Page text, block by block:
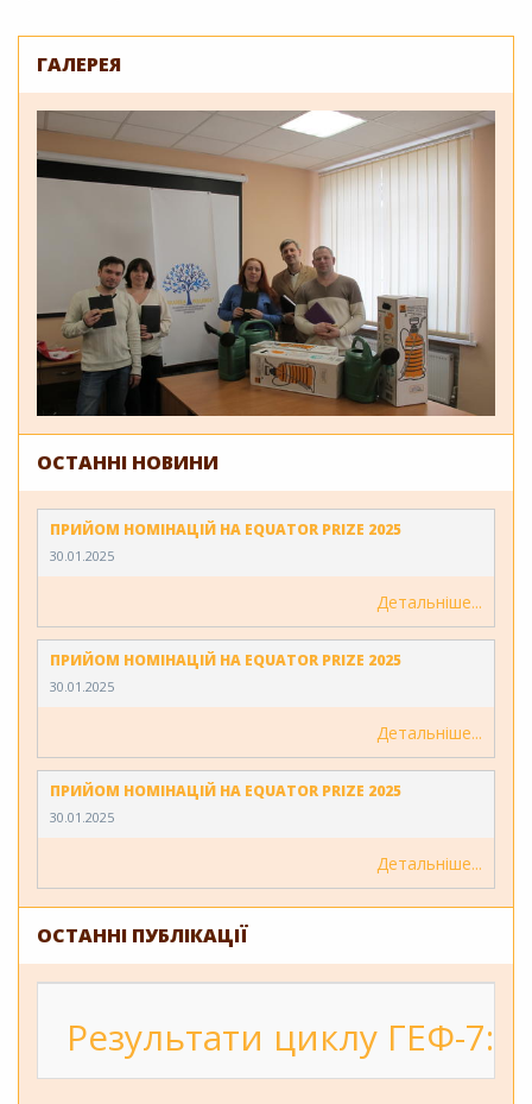
ГАЛЕРЕЯ
ОСТАННІ НОВИНИ
ПРИЙОМ НОМІНАЦІЙ НА EQUATOR PRIZE 2025
30.01.2025
Детальніше
ПРИЙОМ НОМІНАЦІЙ НА EQUATOR PRIZE 2025
30.01.2025
Детальніше
ПРИЙОМ НОМІНАЦІЙ НА EQUATOR PRIZE 2025
30.01.2025
Детальніше
ОСТАННІ ПУБЛІКАЦІЇ
Результати циклу ГЕФ-7: